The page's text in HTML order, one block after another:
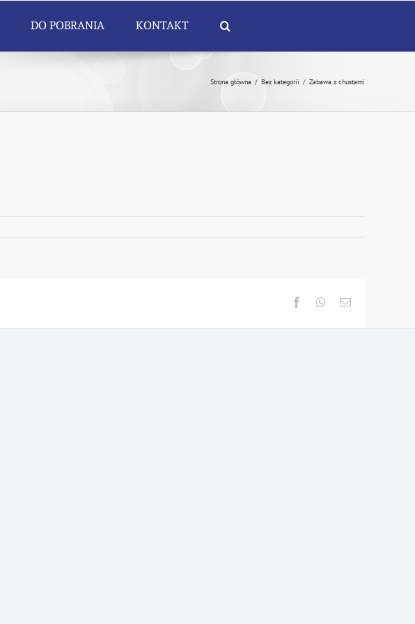
DO POBRANIA KONTAKT
Strona główna / Bez kategorii / Zabawa z chustami
FacebookWhatsapp
Email